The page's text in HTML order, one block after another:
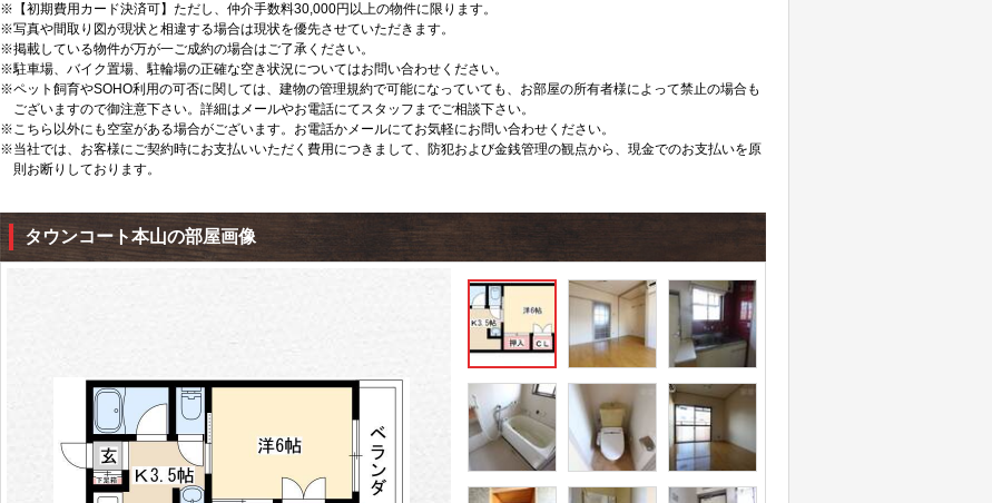
※【初期費用カード決済可】ただし、仲介手数料30,000円以上の物件に限ります。
※写真や間取り図が現状と相違する場合は現状を優先させていただきます。
※掲載している物件が万が一ご成約の場合はご了承ください。
※駐車場、バイク置場、駐輪場の正確な空き状況についてはお問い合わせください。
※ペット飼育やSOHO利用の可否に関しては、建物の管理規約で可能になっていても、お部屋の所有者様によって禁止の場合も
ございますので御注意下さい。詳細はメールやお電話にてスタッフまでご相談下さい。
※こちら以外にも空室がある場合がございます。お電話かメールにてお気軽にお問い合わせください。
※当社では、お客様にご契約時にお支払いいただく費用につきまして、防犯および金銭管理の観点から、現金でのお支払いを原
則お断りしております。
タウンコート本山の部屋画像